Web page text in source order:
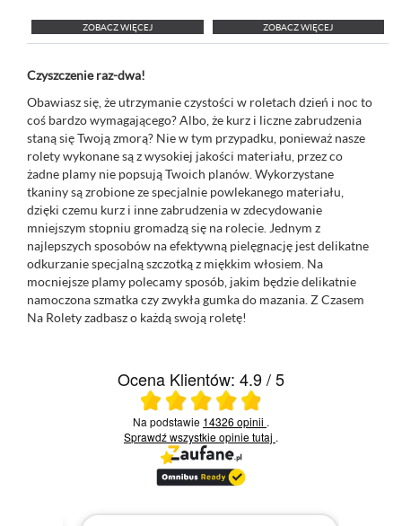
ZOBACZ WIĘCEJ ZOBACZ WIĘCEJ
Czyszczenie raz-dwa!
Obawiasz się, że utrzymanie czystości w roletach dzień i noc to
coś bardzo wymagającego? Albo, że kurz i liczne zabrudzenia
staną się Twoją zmorą? Nie w tym przypadku, ponieważ nasze
rolety wykonane są z wysokiej jakości materiału, przez co
żadne plamy nie popsują Twoich planów. Wykorzystane
tkaniny są zrobione ze specjalnie powlekanego materiału,
dzięki czemu kurz i inne zabrudzenia w zdecydowanie
mniejszym stopniu gromadzą się na rolecie. Jednym z
najlepszych sposobów na efektywną pielęgnację jest delikatne
odkurzanie specjalną szczotką z miękkim włosiem. Na
mocniejsze plamy polecamy sposób, jakim będzie delikatnie
namoczona szmatka czy zwykła gumka do mazania. Z Czasem
Na Rolety zadbasz o każdą swoją roletę!
Ocena Klientów: 4.9 / 5
Ocena średnia 4.9 na 5
Na podstawie 14326 opinii .
Sprawdź wszystkie opinietutaj .